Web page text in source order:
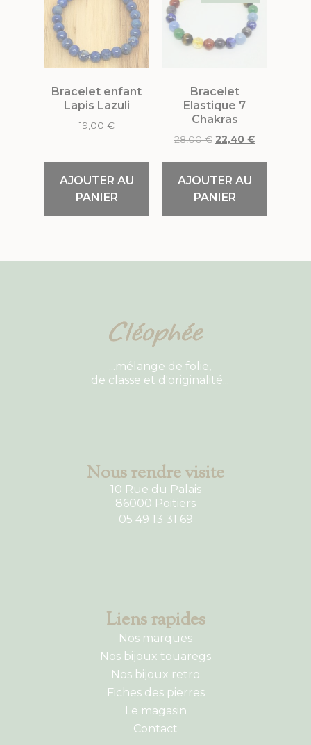
Bracelet enfant
Lapis Lazuli
19,00 €
AJOUTER AU
PANIER
Bracelet
Elastique 7
Chakras
28,00€ 22,40 €
AJOUTER AU
PANIER
...mélange de folie,
de classe et d'originalité...
Nous rendre visite
10 Rue du Palais
86000 Poitiers
05 49 13 31 69
Liens rapides
Nos marques
Nos bijoux touaregs
Nos bijoux retro
Fiches des pierres
Le magasin
Contact